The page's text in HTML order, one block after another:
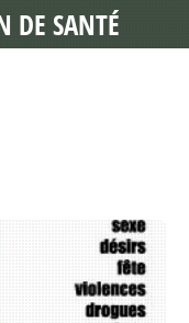
DE SANTÉ